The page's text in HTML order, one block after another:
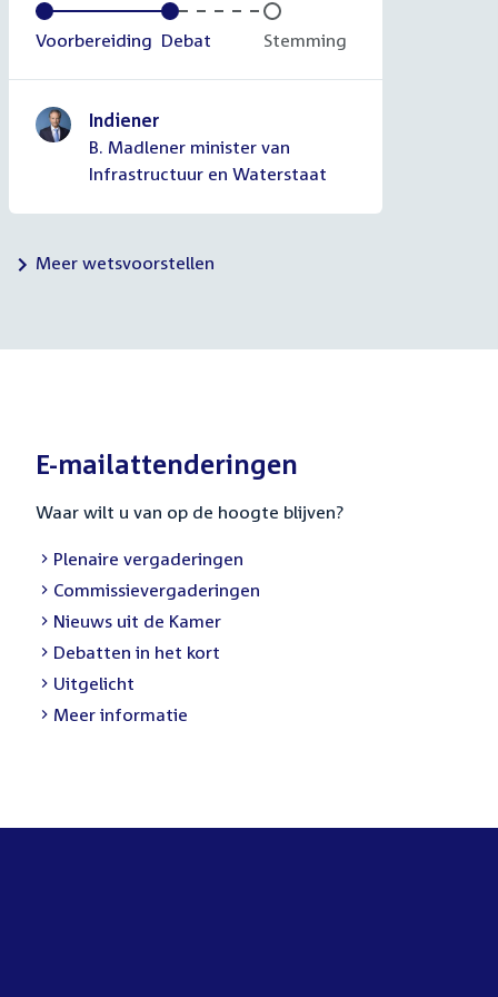
Voltooid:
Voorbereiding Voltooid:
Debat Onvoltooid:
Stemming
Indiener
B. Madlener minister van
Infrastructuur en Waterstaat
Meer wetsvoorstellen
E-mailattenderingen
Waar wilt u van op de hoogte blijven?
External
link:
Plenaire vergaderingen
External
link:
Commissievergaderingen
External
link:
Nieuws uit de Kamer
External
link:
Debatten in het kort
External
link:
Uitgelicht
Meer informatie